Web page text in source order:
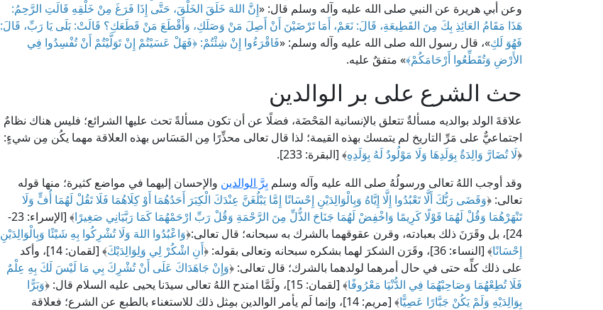
وعن أبي هريرة عن النبي صلى الله عليه وآله وسلم قال: «إِنَّ اللهَ خَلَقَ الخَلْقَ، حَتَّى إِذَا فَرَغَ مِنْ خَلْقِهِ قَالَتِ الرَّحِمُ:
هَذَا مَقَامُ العَائِذِ بِكَ مِنَ القَطِيعَةِ، قَالَ: نَعَمْ، أَمَا تَرْضَيْنَ أَنْ أَصِلَ مَنْ وَصَلَكِ، وَأَقْطَعَ مَنْ قَطَعَكِ؟ قَالَتْ: بَلَى يَا رَبِّ، قَالَ:
فَهُوَ لَكِ»، قال رسول الله صلى الله عليه وآله وسلم: «فَاقْرَءُوا إِنْ شِئْتُمْ: ﴿فَهَلْ عَسَيْتُمْ إِنْ تَوَلَّيْتُمْ أَنْ تُفْسِدُوا فِي
الأَرْضِ وَتُقَطِّعُوا أَرْحَامَكُمْ﴾» متفقٌ عليه.
حث الشرع على بر الوالدين
علاقةَ الولد بوالديه مسألةٌ تتعلق بالإنسانية المَحْضَة، فضلًا عن أن تكون مسألةً تحث عليها الشرائع؛ فليس هناك نظامٌ
اجتماعيٌّ على مَرِّ التاريخ لم يتمسك بهذه القيمة؛ لذا قال تعالى محذِّرًا مِن المَسَاس بهذه العلاقة مهما يكُن مِن شيءٍ:
﴿لَا تُضَارَّ وَالِدَةٌ بِوَلَدِهَا وَلَا مَوْلُودٌ لَهُ بِوَلَدِهِ﴾ [البقرة: 233].
وقد أوجب اللهُ تعالى ورسولُهُ صلى الله عليه وآله وسلم بِرَّ الوالدين والإحسان إليهما في مواضع كثيرة؛ منها قوله
تعالى: ﴿وَقَضَى رَبُّكَ أَلَّا تَعْبُدُوا إِلَّا إِيَّاهُ وَبِالْوَالِدَيْنِ إِحْسَانًا إِمَّا يَبْلُغَنَّ عِنْدَكَ الْكِبَرَ أَحَدُهُمَا أَوْ كِلَاهُمَا فَلَا تَقُلْ لَهُمَا أُفٍّ وَلَا
تَنْهَرْهُمَا وَقُلْ لَهُمَا قَوْلًا كَرِيمًا وَاخْفِضْ لَهُمَا جَنَاحَ الذُّلِّ مِنَ الرَّحْمَةِ وَقُلْ رَبِّ ارْحَمْهُمَا كَمَا رَبَّيَانِي صَغِيرًا
﴾ [الإسراء: 23-
24]، بل وقَرَنَ ذلك بعبادته، وقرن عقوقهما بالشرك به سبحانه؛ قال تعالى:﴿
وَاعْبُدُوا اللهَ وَلَا تُشْرِكُوا بِهِ شَيْئًا وَبِالْوَالِدَيْنِ
إِحْسَانًا﴾ [النساء: 36]، وقَرَن الشكرَ لهما بشكره سبحانه وتعالى بقوله: ﴿ أَنِ اشْكُرْ لِي وَلِوَالِدَيْكَ
﴾ [لقمان: 14]، وأكد
على ذلك كلِّه حتى في حال أمرهما لولدهما بالشرك؛ قال تعالى: ﴿وَإِنْ جَاهَدَاكَ عَلَى أَنْ تُشْرِكَ بِي مَا لَيْسَ لَكَ بِهِ عِلْمٌ
فَلَا تُطِعْهُمَا وَصَاحِبْهُمَا فِي الدُّنْيَا مَعْرُوفًا﴾ [لقمان: 15]، ولَمَّا امتدح اللهُ تعالى سيدَنا يحيى عليه السلام قال: ﴿
وَبَرًّا
بِوَالِدَيْهِ وَلَمْ يَكُنْ جَبَّارًا عَصِيًّا
﴾ [مريم: 14]، وإنما لَم يأمر الوالدين بمِثل ذلك للاستغناء بالطبع عن الشرع؛ فعلاقة